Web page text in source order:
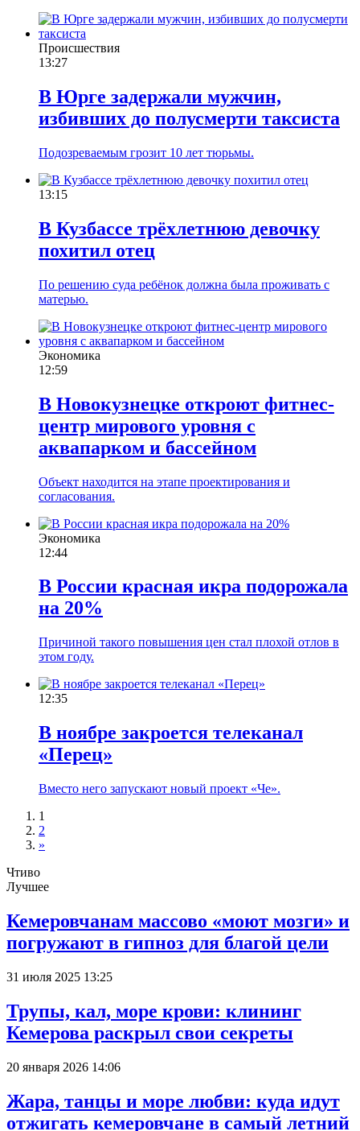
Происшествия
13:27
В Юрге задержали мужчин,
избивших до полусмерти таксиста
Подозреваемым грозит 10 лет тюрьмы.
13:15
В Кузбассе трёхлетнюю девочку
похитил отец
По решению суда ребёнок должна была проживать с
матерью.
Экономика
12:59
В Новокузнецке откроют фитнес-
центр мирового уровня с
аквапарком и бассейном
Объект находится на этапе проектирования и
согласования.
Экономика
12:44
В России красная икра подорожала
на 20%
Причиной такого повышения цен стал плохой отлов в
этом году.
12:35
В ноябре закроется телеканал
«Перец»
Вместо него запускают новый проект «Че».
1
2
»
Чтиво
Лучшее
Кемеровчанам массово «моют мозги» и
погружают в гипноз для благой цели
31 июля 2025 13:25
Трупы, кал, море крови: клининг
Кемерова раскрыл свои секреты
20 января 2026 14:06
Жара, танцы и море любви: куда идут
отжигать кемеровчане в самый летний